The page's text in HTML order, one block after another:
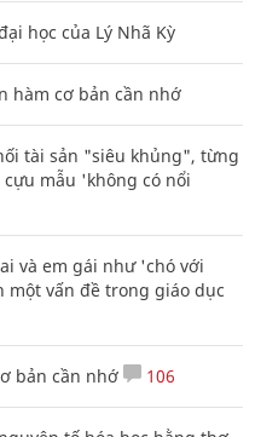
học của Lý Nhã Kỳ
hàm cơ bản cần nhớ
tài sản "siêu khủng", từng
mẫu 'không có nổi
và em gái như 'chó với
vấn đề trong giáo dục
bản cần nhớ 106